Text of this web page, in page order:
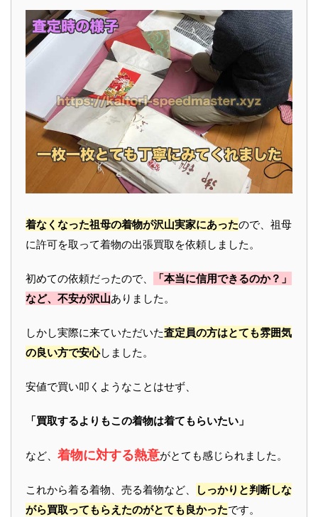
着なくなった祖母の着物が沢山実家にあったので、祖母
に許可を取って着物の出張買取を依頼しました。
初めての依頼だったので、
「本当に信用できるのか？」
など、不安が沢山ありました。
しかし実際に来ていただいた査定員の方はとても雰囲気
の良い方で安心しました。
安値で買い叩くようなことはせず、
「買取するよりもこの着物は着てもらいたい」
など、 着物に対する熱意がとても感じられました。
これから着る着物、売る着物など、
しっかりと判断しな
がら買取ってもらえたのがとても良かったです。